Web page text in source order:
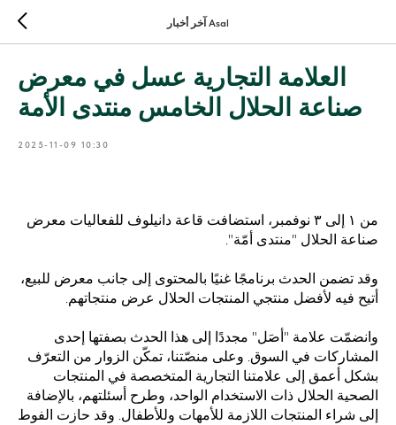
آخر أخبار Asal
العلامة التجارية عسل في معرض
صناعة الحلال الخامس منتدى الأمة
2025-11-09 10:30
من ١ إلى ٣ نوفمبر، استضافت قاعة دانيلوف للفعاليات معرض
صناعة الحلال "منتدى أمّة".
وقد تضمن الحدث برنامجًا غنيًا بالمحتوى إلى جانب معرض للبيع،
أتيح فيه لأفضل منتجي المنتجات الحلال عرض منتجاتهم.
وانضمّت علامة "أصَل" مجددًا إلى هذا الحدث بصفتها إحدى
المشاركات في السوق. وعلى منصّتنا، تمكّن الزوار من التعرّف
بشكل أعمق إلى علامتنا التجارية المتخصصة في المنتجات
الصحية الحلال ذات الاستخدام الواحد، وطرح أسئلتهم، بالإضافة
إلى شراء المنتجات اللازمة للأمهات وللأطفال. وقد حازت الفوط